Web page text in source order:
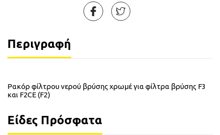
Περιγραφή
Ρακόρ φίλτρου νερού βρύσης χρωμέ για φίλτρα βρύσης F3
και F2CE (F2)
Είδες Πρόσφατα